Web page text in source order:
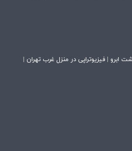
ابرو | فیزیوتراپی در منزل غرب تهران |